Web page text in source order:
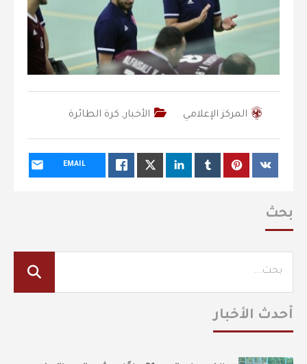
المركز الإعلامي الأخبار, كرة الطائرة
EMAIL
بحث
أحدث الأخبار